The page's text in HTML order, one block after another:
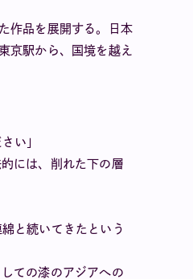
作品を展開する。日本
京駅から、国境を越え
い」
には、削れた下の層
と続いてきたという
ての漆のアジアへの